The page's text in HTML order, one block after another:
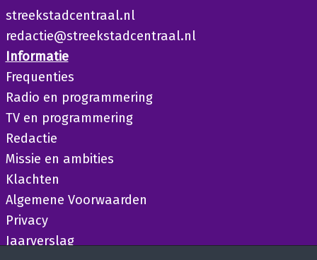
streekstadcentraal.nl
redactie@streekstadcentraal.nl
Informatie
Frequenties
Radio en programmering
TV en programmering
Redactie
Missie en ambities
Klachten
Algemene Voorwaarden
Privacy
Jaarverslag